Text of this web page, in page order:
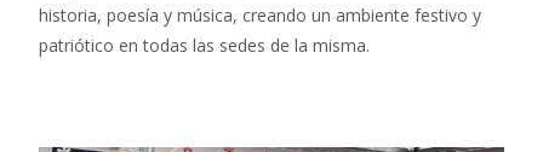
historia, poesía y música, creando un ambiente festivo y
patriótico en todas las sedes de la misma.